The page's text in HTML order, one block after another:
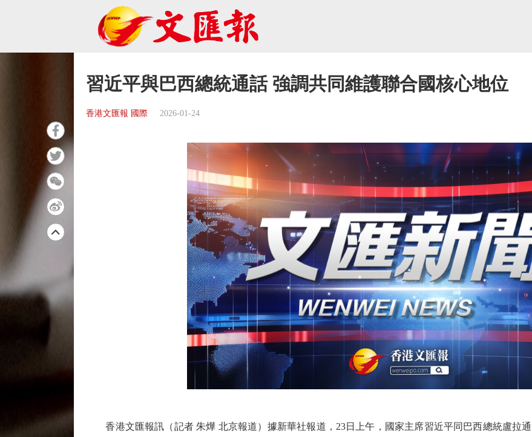
習近平與巴西總統通話 強調共同維護聯合國核心地位
香港文匯報 國際 2026-01-24
香港文匯報訊（記者 朱燁 北京報道）據新華社報道，23日上午，國家主席習近平同巴西總統盧拉通